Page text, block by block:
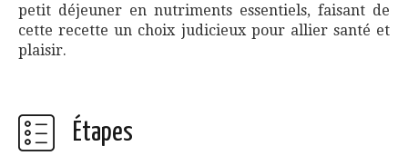
petit déjeuner en nutriments essentiels, faisant de
cette recette un choix judicieux pour allier santé et
plaisir.
Étapes